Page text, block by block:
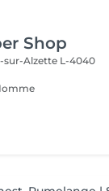
Shop
sur-Alzette L-4040